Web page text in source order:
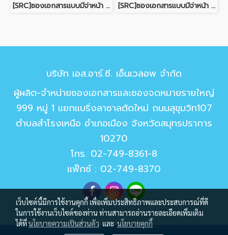
[SRC]ซองเอกสารแบบมีจ่าหน้า 10x15"(POND100) [SRC]ซองเอกสารแบบมีจ่าหน้า 10x14"(POND100)
บริษัท เอส.อาร์.ซี. เอ็นเวลอพ จำกัด
ผู้ผลิต-จำหน่ายซองเอกสารและซองจดหมายรายใหญ่
999 หมู่ 1 แยกแบริ่งลาซาลตัดใหม่ ถนนสุขุมวิท107
ตำบลสำโรงเหนือ อำเภอเมือง จังหวัดสมุทรปราการ
10270
โทร. 02-749-8361-8
แฟ็กซ์ : 02-749-8370
เว็บไซต์นี้มีการใช้งานคุกกี้ เพื่อเพิ่มประสิทธิภาพและประสบการณ์ที่ดี
ในการใช้งานเว็บไซต์ของท่าน ท่านสามารถอ่านรายละเอียดเพิ่มเติม
ได้ที่นโยบายความเป็นส่วนตัว และ นโยบายคุกกี้